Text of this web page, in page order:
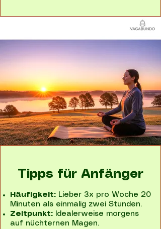
Tipps für Anfänger
Häufigkeit: Lieber 3x pro Woche 20
Minuten als einmalig zwei Stunden.
Zeitpunkt: Idealerweise morgens
auf nüchternen Magen.